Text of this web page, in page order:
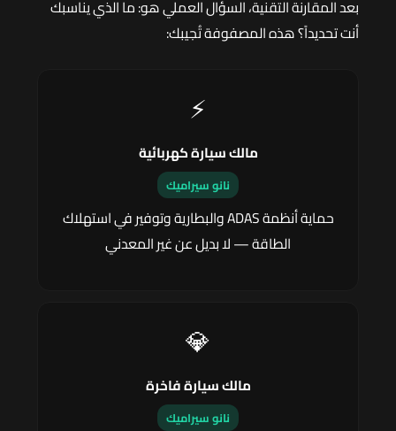
بعد المقارنة التقنية، السؤال العملي هو: ما الذي يناسبك
أنت تحديداً؟ هذه المصفوفة تُجيبك:
⚡
مالك سيارة كهربائية
نانو سيراميك
حماية أنظمة ADAS والبطارية وتوفير في استهلاك
الطاقة — لا بديل عن غير المعدني
💎
مالك سيارة فاخرة
نانو سيراميك